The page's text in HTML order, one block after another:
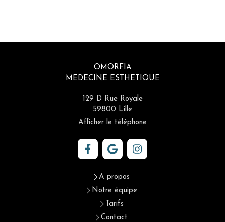
OMORFIA
MEDECINE ESTHETIQUE
129 D Rue Royale
59800 Lille
Afficher le téléphone
A propos
Notre équipe
Tarifs
Contact